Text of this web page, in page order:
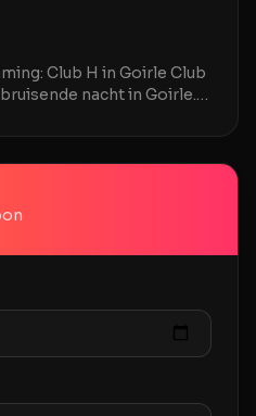
Club H in Goirle Club
nacht in Goirle.